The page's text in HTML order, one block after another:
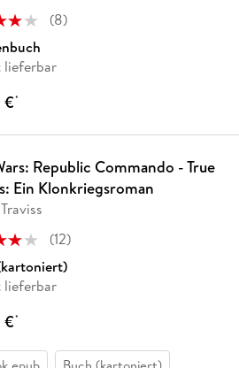
(8)
lieferbar
€*
Republic Commando - True
Ein Klonkriegsroman
(12)
lieferbar
€*